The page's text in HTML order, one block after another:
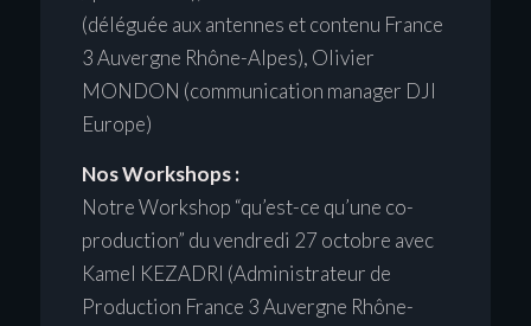
(déléguée aux antennes et contenu France
3 Auvergne Rhône-Alpes), Olivier
MONDON (communication manager DJI
Europe)
Nos Workshops :
Notre Workshop “qu’est-ce qu’une co-
production” du vendredi 27 octobre avec
Kamel KEZADRI (Administrateur de
Production France 3 Auvergne Rhône-